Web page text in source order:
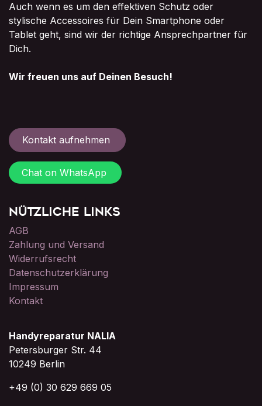
Auch wenn es um den effektiven Schutz oder
stylische Accessoires für Dein Smartphone oder
Tablet geht, sind wir der richtige Ansprechpartner für
Dich.
Wir freuen uns auf Deinen Besuch!
Kontakt aufnehmen
Chat on WhatsApp
Nützliche Links
AGB
Zahlung und Versand
Widerrufsrecht
Datenschutzerklärung
Impressum
Kontakt
Handyreparatur NALIA
Petersburger Str. 44
10249 Berlin
+49 (0) 30 629 669 05